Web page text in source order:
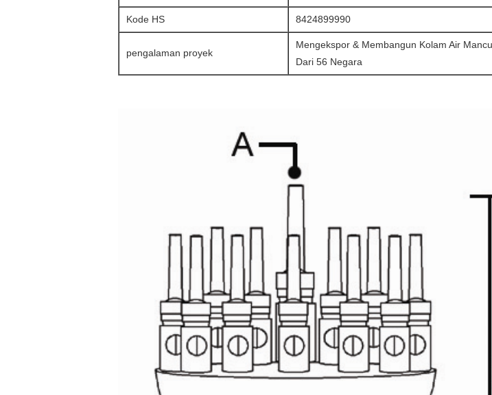
Kode HS 8424899990
pengalaman proyek
Mengekspor & Membangun Kolam Air
Dari 56 Negara